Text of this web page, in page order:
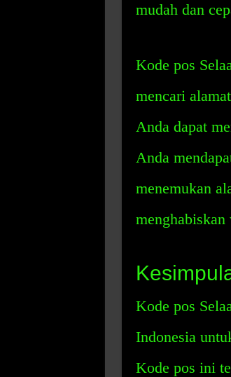
mudah dan
Kode pos
mencari
Anda dapat
Anda
menemukan
Kode pos
Indonesia
Kode pos ini